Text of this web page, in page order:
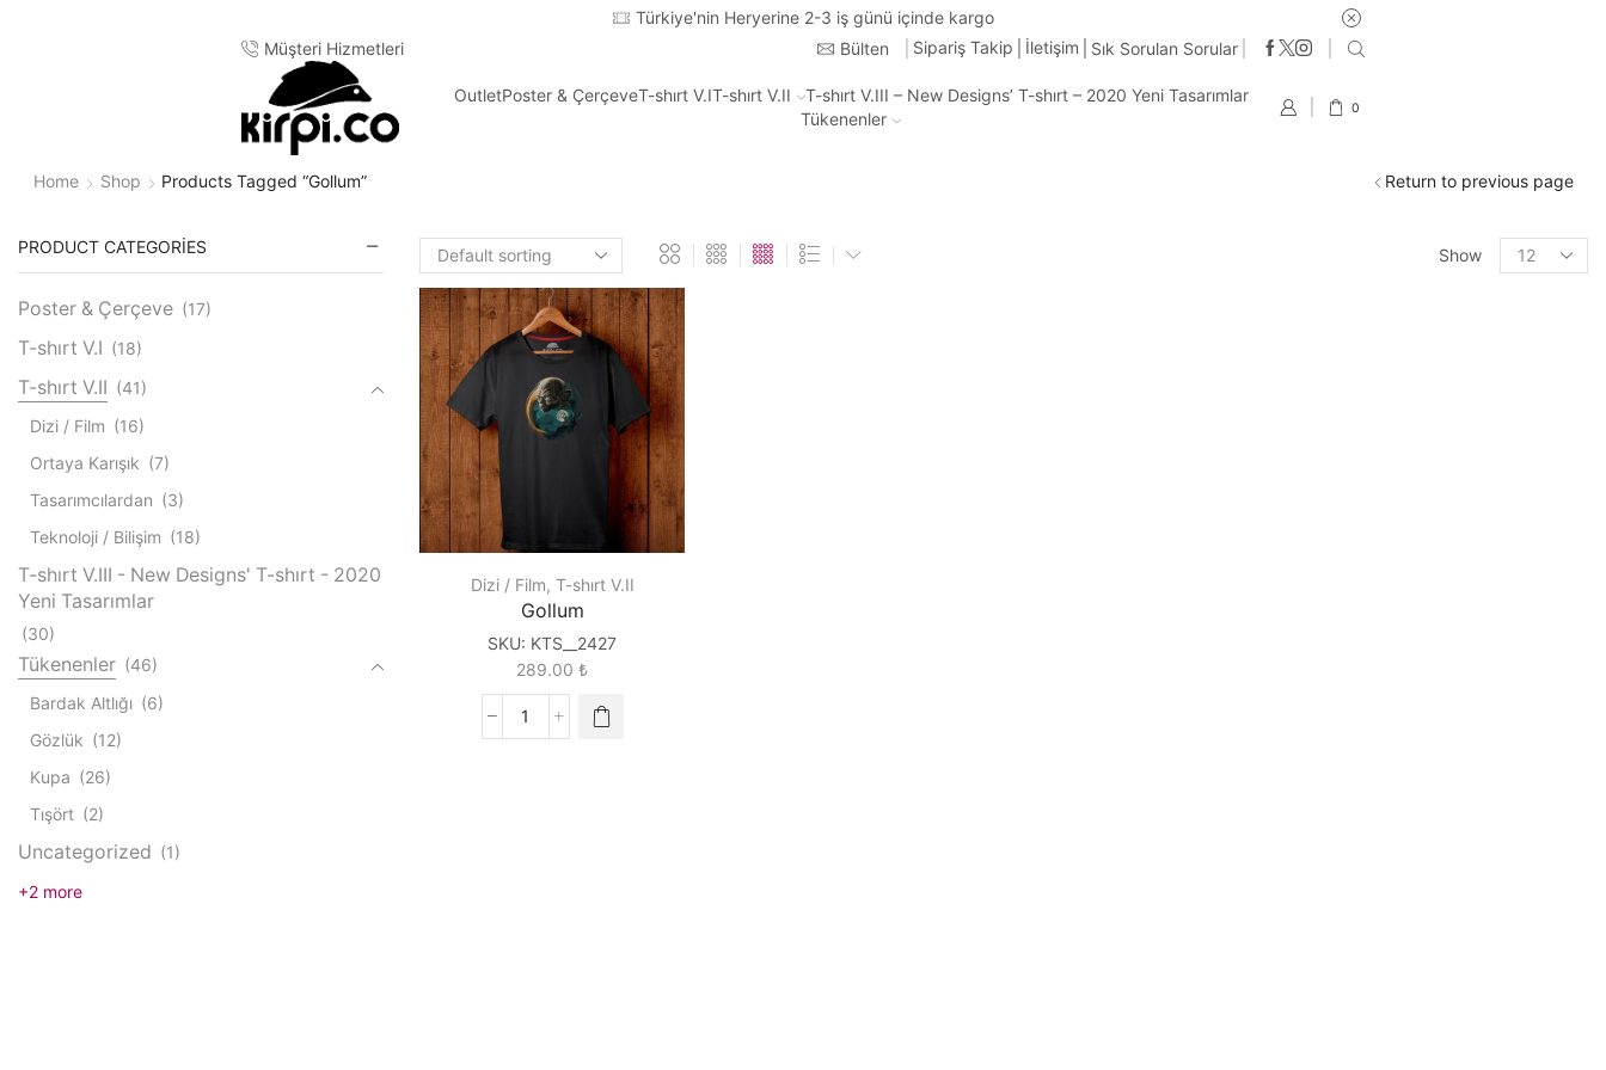
Türkiye'nin Heryerine 2-3 iş günü içinde kargo
Müşteri Hizmetleri
Bülten Sipariş Takip İletişim Sık Sorulan Sorular
OutletPoster & ÇerçeveT-shırt V.IT-shırt V.II
T-shırt V.III – New Designs’ T-shırt – 2020 Yeni Tasarımlar
Tükenenler
0
Home Shop Products Tagged “gollum” Return to previous page
Show
Products
per
Dizi / Film, T-shırt V.II
Gollum
SKU: KTS__2427
289.00 ₺
Gollum
PRODUCT CATEGORIES
Poster & Çerçeve (17)
T-shırt V.I (18)
T-shırt V.II (41)
Dizi / Film (16)
Ortaya Karışık (7)
Tasarımcılardan (3)
Teknoloji / Bilişim (18)
T-shırt V.III - New Designs' T-shırt - 2020
Yeni Tasarımlar
(30)
Tükenenler (46)
Bardak Altlığı (6)
Gözlük (12)
Kupa (26)
Tışört (2)
Uncategorized (1)
+2 more